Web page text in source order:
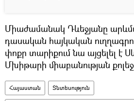
Միաժամանակ Դևեջյանը
դասական հայկական
փոքր տարիքում նա այցելել է
Մխիթարի միաբանության
Հայաստան Տնտեսություն